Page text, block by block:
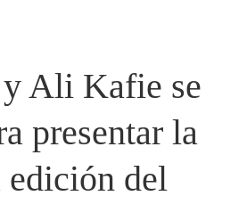
Ali Kafie se
presentar la
edición del